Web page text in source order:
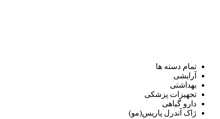
تمام دسته ها
آرایشی
بهداشتی
تجهیزات پزشکی
دارو گیاهی
ژاک آندرل پاریس(مو)